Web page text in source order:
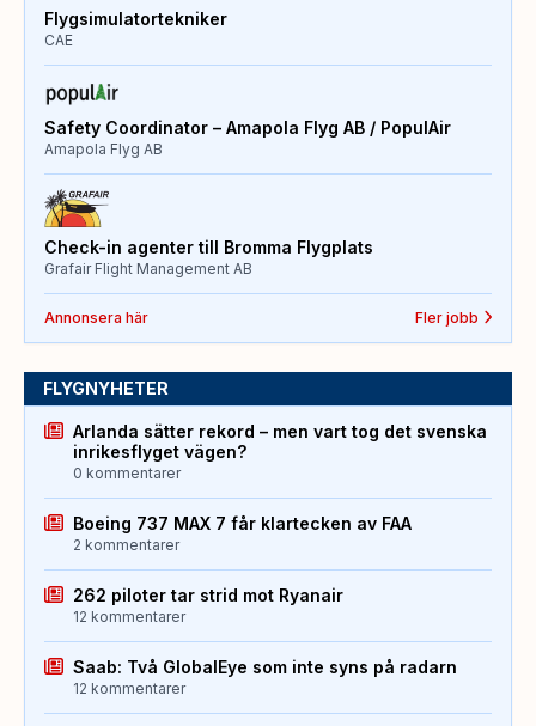
Flygsimulatortekniker
CAE
Safety Coordinator – Amapola Flyg AB / PopulAir
Amapola Flyg AB
Check-in agenter till Bromma Flygplats
Grafair Flight Management AB
Annonsera här Fler jobb
FLYGNYHETER
Arlanda sätter rekord – men vart tog det svenska
inrikesflyget vägen?
0 kommentarer
Boeing 737 MAX 7 får klartecken av FAA
2 kommentarer
262 piloter tar strid mot Ryanair
12 kommentarer
Saab: Två GlobalEye som inte syns på radarn
12 kommentarer